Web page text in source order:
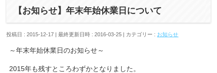
【お知らせ】年末年始休業日について
投稿日 : 2015-12-17 最終更新日時 : 2016-03-25 カテゴリー : お知らせ
～年末年始休業日のお知らせ～
2015年も残すところわずかとなりました。